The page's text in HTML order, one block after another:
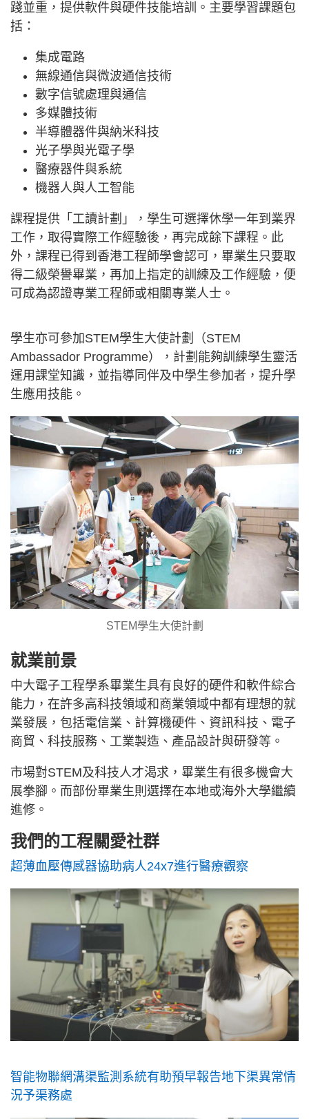
踐並重，提供軟件與硬件技能培訓。主要學習課題包
括：
集成電路
無線通信與微波通信技術
數字信號處理與通信
多媒體技術
半導體器件與納米科技
光子學與光電子學
醫療器件與系統
機器人與人工智能
課程提供「工讀計劃」，學生可選擇休學一年到業界
工作，取得實際工作經驗後，再完成餘下課程。此
外，課程已得到香港工程師學會認可，畢業生只要取
得二級榮譽畢業，再加上指定的訓練及工作經驗，便
可成為認證專業工程師或相關專業人士。
學生亦可參加STEM學生大使計劃（STEM
Ambassador Programme），計劃能夠訓練學生靈活
運用課堂知識，並指導同伴及中學生參加者，提升學
生應用技能。
STEM學生大使計劃
就業前景
中大電子工程學系畢業生具有良好的硬件和軟件綜合
能力，在許多高科技領域和商業領域中都有理想的就
業發展，包括電信業、計算機硬件、資訊科技、電子
商貿、科技服務、工業製造、產品設計與研發等。
市場對STEM及科技人才渴求，畢業生有很多機會大
展拳腳。而部份畢業生則選擇在本地或海外大學繼續
進修。
我們的工程關愛社群
超薄血壓傳感器協助病人24x7進行醫療觀察
智能物聯網溝渠監測系統有助預早報告地下渠異常情
況予渠務處